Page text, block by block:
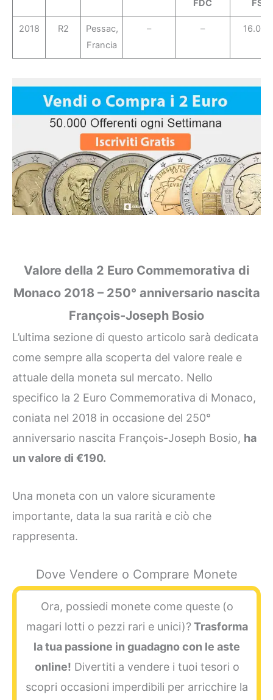
FDC FS
2018 R2
Pessac,
Francia
– – 16.000
Valore della 2 Euro Commemorativa di
Monaco 2018 – 250° anniversario nascita
François-Joseph Bosio
L’ultima sezione di questo articolo sarà dedicata
come sempre alla scoperta del valore reale e
attuale della moneta sul mercato. Nello
specifico la 2 Euro Commemorativa di Monaco,
coniata nel 2018 in occasione del 250°
anniversario nascita François-Joseph Bosio, ha
un valore di €190.
Una moneta con un valore sicuramente
importante, data la sua rarità e ciò che
rappresenta.
Dove Vendere o Comprare Monete
Ora, possiedi monete come queste (o
magari lotti o pezzi rari e unici)? Trasforma
la tua passione in guadagno con le aste
online! Divertiti a vendere i tuoi tesori o
scopri occasioni imperdibili per arricchire la